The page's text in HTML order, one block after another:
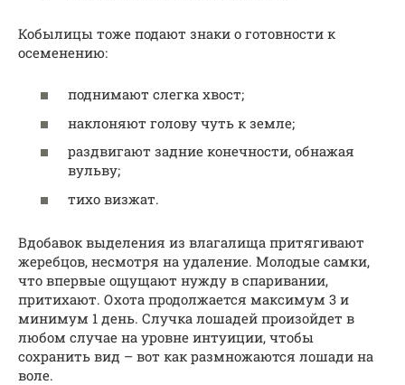
Кобылицы тоже подают знаки о готовности к
осеменению:
поднимают слегка хвост;
наклоняют голову чуть к земле;
раздвигают задние конечности, обнажая
вульву;
тихо визжат.
Вдобавок выделения из влагалища притягивают
жеребцов, несмотря на удаление. Молодые самки,
что впервые ощущают нужду в спаривании,
притихают. Охота продолжается максимум 3 и
минимум 1 день. Случка лошадей произойдет в
любом случае на уровне интуиции, чтобы
сохранить вид – вот как размножаются лошади на
воле.